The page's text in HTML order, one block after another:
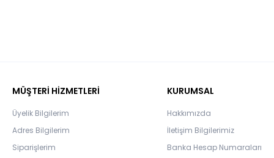
MÜŞTERİ HİZMETLERİ
Üyelik Bilgilerim
Adres Bilgilerim
Siparişlerim
KURUMSAL
Hakkımızda
İletişim Bilgilerimiz
Banka Hesap Numaraları